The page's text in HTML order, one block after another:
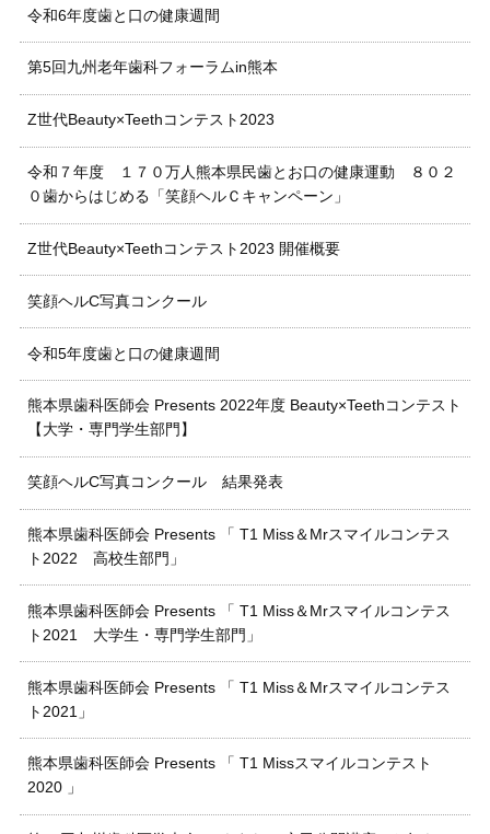
令和6年度歯と口の健康週間
第5回九州老年歯科フォーラムin熊本
Z世代Beauty×Teethコンテスト2023
令和７年度 １７０万人熊本県民歯とお口の健康運動 ８０２
０歯からはじめる「笑顔ヘルＣキャンペーン」
Z世代Beauty×Teethコンテスト2023 開催概要
笑顔ヘルC写真コンクール
令和5年度歯と口の健康週間
熊本県歯科医師会 Presents 2022年度 Beauty×Teethコンテスト
【大学・専門学生部門】
笑顔ヘルC写真コンクール 結果発表
熊本県歯科医師会 Presents 「 T1 Miss＆Mrスマイルコンテス
ト2022 高校生部門」
熊本県歯科医師会 Presents 「 T1 Miss＆Mrスマイルコンテス
ト2021 大学生・専門学生部門」
熊本県歯科医師会 Presents 「 T1 Miss＆Mrスマイルコンテス
ト2021」
熊本県歯科医師会 Presents 「 T1 Missスマイルコンテスト
2020 」